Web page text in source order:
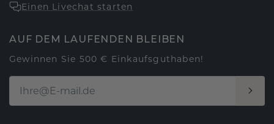
Einen Livechat starten
AUF DEM LAUFENDEN BLEIBEN
Gewinnen Sie 500 € Einkaufsguthaben!